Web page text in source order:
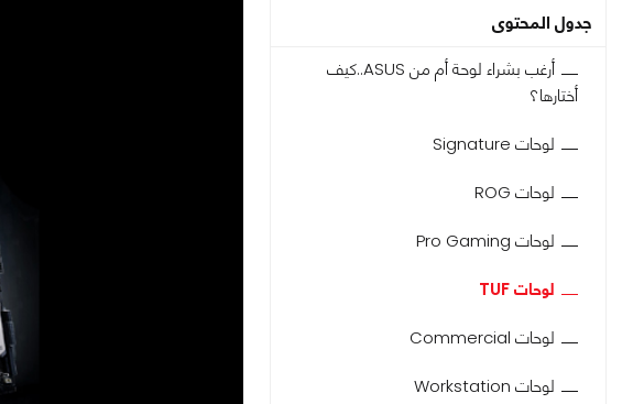
جدول المحتوى
أرغب بشراء لوحة أم من ASUS..كيف
أختارها؟
لوحات Signature
لوحات ROG
لوحات Pro Gaming
لوحات TUF
لوحات Commercial
لوحات Workstation